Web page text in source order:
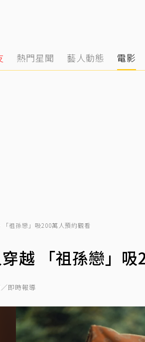
熱門星聞 藝人動態 電影
祖孫戀」吸200萬人預約觀看
越 「祖孫戀」
即時報導